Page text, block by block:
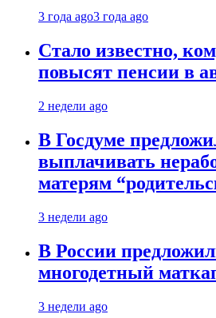
3 года ago3 года ago
Стало известно,
повысят пенсии в
2 недели ago
В Госдуме
выплачивать
матерям
3 недели ago
В России
многодетный
3 недели ago